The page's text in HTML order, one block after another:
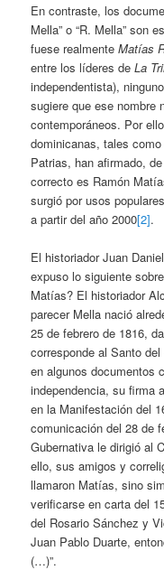
En contraste, los
Mella” o “R. Mella” son
fuese realmenteMatías
entre los líderes deLa
independentista),
sugiere que ese nombre
contemporáneos. Por
dominicanas, tales
Patrias, han afirmado,
correcto es Ramón
surgió por usos
a partir del año 2000[2].
El historiador Juan
expuso lo siguiente
Matías? El historiador
parecer Mella nació
25 de febrero de 1816,
corresponde al Santo
en algunos documentos
independencia, su firma
en la Manifestación del
comunicación del 28 de
Gubernativa le dirigió al
ello, sus amigos y
llamaron Matías, sino
verificarse en carta del
del Rosario Sánchez y
Juan Pablo Duarte,
(…)”.